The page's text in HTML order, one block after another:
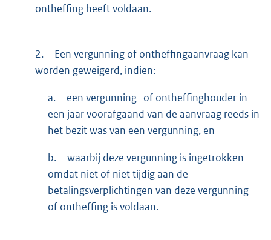
ontheffing heeft voldaan.
2.
Een vergunning of ontheffingaanvraag kan
worden geweigerd, indien:
a.
een vergunning- of ontheffinghouder in
een jaar voorafgaand van de aanvraag reeds in
het bezit was van een vergunning, en
b.
waarbij deze vergunning is ingetrokken
omdat niet of niet tijdig aan de
betalingsverplichtingen van deze vergunning
of ontheffing is voldaan.